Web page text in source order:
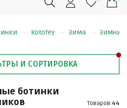
Kotofey Зима Зимние
И СОРТИРОВКА
ботинки
Товаров:44